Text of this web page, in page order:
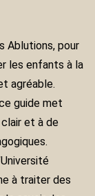
Ablutions, pour
les enfants à la
agréable.
guide met
clair et à de
à traiter des